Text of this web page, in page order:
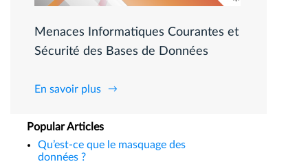
Menaces Informatiques Courantes et
Sécurité des Bases de Données
En savoir plus
Popular Articles
Qu’est-ce que le masquage des
données ?